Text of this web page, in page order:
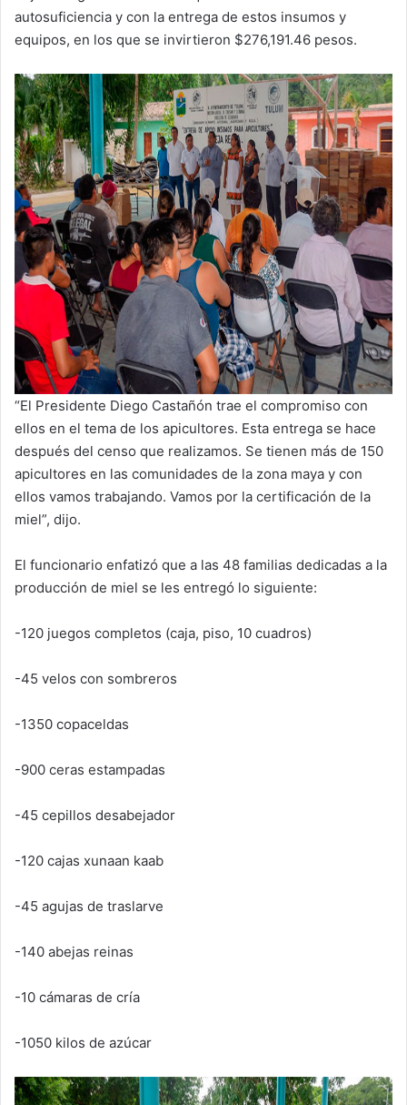
autosuficiencia y con la entrega de estos insumos y
equipos, en los que se invirtieron $276,191.46 pesos.
“El Presidente Diego Castañón trae el compromiso con
ellos en el tema de los apicultores. Esta entrega se hace
después del censo que realizamos. Se tienen más de 150
apicultores en las comunidades de la zona maya y con
ellos vamos trabajando. Vamos por la certificación de la
miel”, dijo.
El funcionario enfatizó que a las 48 familias dedicadas a la
producción de miel se les entregó lo siguiente:
-120 juegos completos (caja, piso, 10 cuadros)
-45 velos con sombreros
-1350 copaceldas
-900 ceras estampadas
-45 cepillos desabejador
-120 cajas xunaan kaab
-45 agujas de traslarve
-140 abejas reinas
-10 cámaras de cría
-1050 kilos de azúcar